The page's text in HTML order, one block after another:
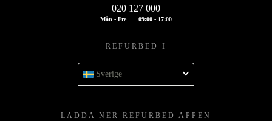
020 127 000
Mån - Fre 09:00 - 17:00
REFURBED I
Sverige
LADDA NER REFURBED APPEN